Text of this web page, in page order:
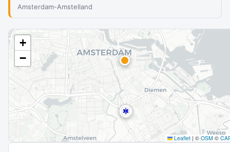
Amsterdam-Amstelland
+
−
Leaflet | © OSM ©